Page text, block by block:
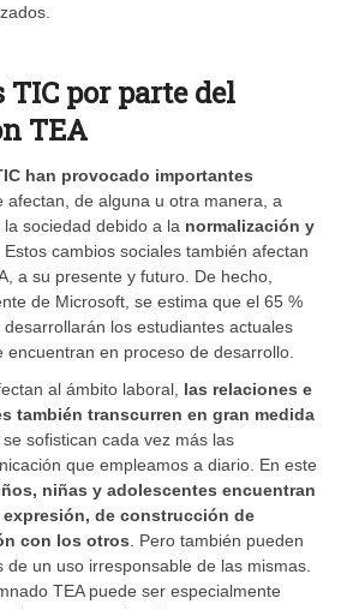
TIC por parte del
TEA
han provocado importantes
afectan, de alguna u otra manera, a
sociedad debido a la normalización y
. Estos cambios sociales también afectan
a su presente y futuro. De hecho,
de Microsoft, se estima que el 65 %
los estudiantes actuales
en proceso de desarrollo.
al ámbito laboral, las relaciones e
también transcurren en gran medida
se sofistican cada vez más las
que empleamos a diario. En este
niñas y adolescentes encuentran
expresión, de construcción de
con los otros . Pero también pueden
un uso irresponsable de las mismas.
TEA puede ser especialmente